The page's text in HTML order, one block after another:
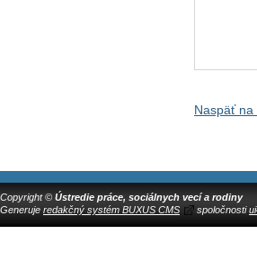
Naspäť na
Copyright © Ústredie práce, sociálnych vecí a rodiny
Generuje redakčný systém BUXUS CMS spoločnosti